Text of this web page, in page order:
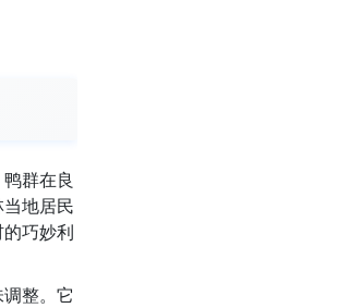
群在良
地居民
巧妙利
整。它